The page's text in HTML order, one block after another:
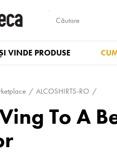
VINDE PRODUSE
ALCOSHIRTS-RO
To A